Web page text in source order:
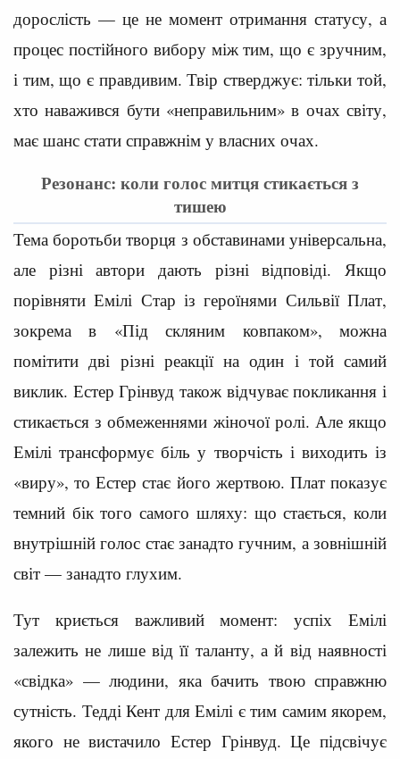
дорослість — це не момент отримання статусу, а
процес постійного вибору між тим, що є зручним,
і тим, що є правдивим. Твір стверджує: тільки той,
хто наважився бути «неправильним» в очах світу,
має шанс стати справжнім у власних очах.
Резонанс: коли голос митця стикається з
тишею
Тема боротьби творця з обставинами універсальна,
але різні автори дають різні відповіді. Якщо
порівняти Емілі Стар із героїнями Сильвії Плат,
зокрема в «Під скляним ковпаком», можна
помітити дві різні реакції на один і той самий
виклик. Естер Грінвуд також відчуває покликання і
стикається з обмеженнями жіночої ролі. Але якщо
Емілі трансформує біль у творчість і виходить із
«виру», то Естер стає його жертвою. Плат показує
темний бік того самого шляху: що стається, коли
внутрішній голос стає занадто гучним, а зовнішній
світ — занадто глухим.
Тут криється важливий момент: успіх Емілі
залежить не лише від її таланту, а й від наявності
«свідка» — людини, яка бачить твою справжню
сутність. Тедді Кент для Емілі є тим самим якорем,
якого не вистачило Естер Грінвуд. Це підсвічує